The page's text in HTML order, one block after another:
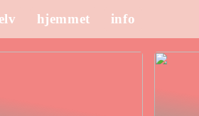
hjemmet info